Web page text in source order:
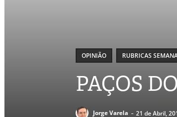
OPINIÃO RUBRICAS
PAÇOS
Jorge Varela - 21 de Abril,